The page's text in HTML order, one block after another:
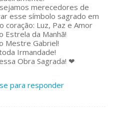
merecedores de
esse símbolo sagrado em
coração: Luz, Paz e Amor
Estrela da Manhã!
Mestre Gabriel!
Irmandade!
Obra Sagrada! ❤
para responder